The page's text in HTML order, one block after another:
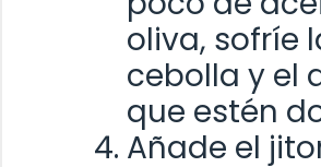
oliva, sofríe
cebolla y el
que estén
Añade el